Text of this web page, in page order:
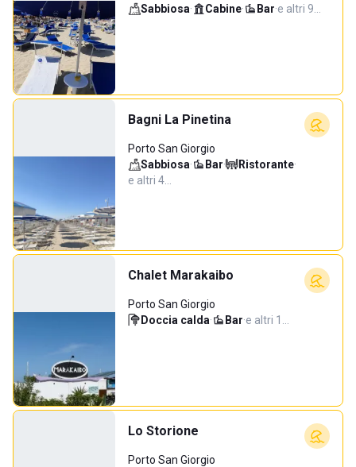
Sabbiosa· Cabine· Bar·e altri 9…
Bagni La Pinetina
Porto San Giorgio
Sabbiosa· Bar· Ristorante·
e altri 4…
Chalet Marakaibo
Porto San Giorgio
Doccia calda· Bar·e altri 1…
Lo Storione
Porto San Giorgio